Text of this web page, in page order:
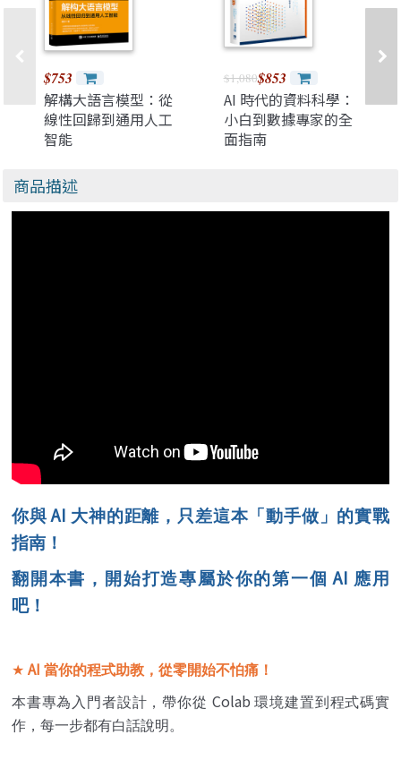
$753
解構大語言模型：從
線性回歸到通用人工
智能
$1,080$853
AI 時代的資料科學：
小白到數據專家的全
面指南
商品描述
你與 AI 大神的距離，只差這本「動手做」的實戰
指南！
翻開本書，開始打造專屬於你的第一個 AI 應用
吧！
★ AI 當你的程式助教，從零開始不怕痛！
本書專為入門者設計，帶你從 Colab環境建置到程式碼實
作，每一步都有白話說明。